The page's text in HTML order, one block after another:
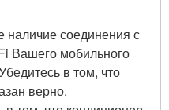
наличие соединения с
Вашего мобильного
в том, что
верно.